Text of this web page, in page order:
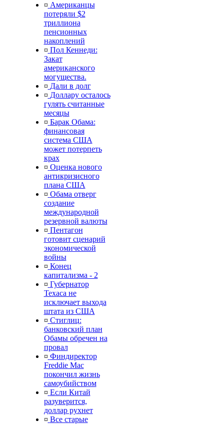
¤ Американцы
потеряли $2
триллиона
пенсионных
накоплений
¤ Пол Кеннеди:
Закат
американского
могущества.
¤ Дали в долг
¤ Доллару осталось
гулять считанные
месяцы
¤ Барак Обама:
финансовая
система США
может потерпеть
крах
¤ Оценка нового
антикризисного
плана США
¤ Обама отверг
создание
международной
резервной валюты
¤ Пентагон
готовит сценарий
экономической
войны
¤ Конец
капитализма - 2
¤ Губернатор
Техаса не
исключает выхода
штата из США
¤ Стиглиц:
банковский план
Обамы обречен на
провал
¤ Финдиректор
Freddie Mac
покончил жизнь
самоубийством
¤ Если Китай
разуверится,
доллар рухнет
¤ Все старые